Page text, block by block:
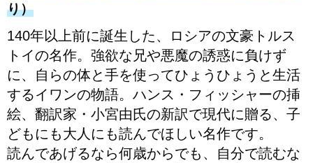
り）
140年以上前に誕生した、ロシアの文豪トルス
トイの名作。強欲な兄や悪魔の誘惑に負けず
に、自らの体と手を使ってひょうひょうと生活
するイワンの物語。ハンス・フィッシャーの挿
絵、翻訳家・小宮由氏の新訳で現代に贈る、子
どもにも大人にも読んでほしい名作です。
読んであげるなら何歳からでも、自分で読むな